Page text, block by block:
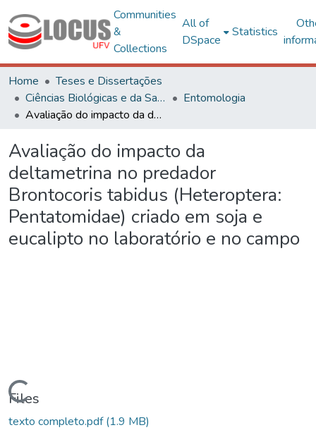
Communities
&
Collections
All of
DSpace
Statistics
Home
Teses e Dissertações
Ciências Biológicas e da Saúde
Entomologia
Avaliação do impacto da deltametrina no predador Brontocoris tabidus (Heteroptera: Pentatomidae) criado em soja e eucalipto no laboratório e no campo
Avaliação do impacto da
deltametrina no predador
Brontocoris tabidus (Heteroptera:
Pentatomidae) criado em soja e
eucalipto no laboratório e no campo
Files
texto completo.pdf(1.9 MB)